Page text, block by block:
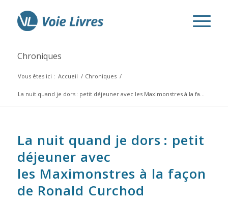
Chroniques
Vous êtes ici : Accueil / Chroniques /
La nuit quand je dors: petit déjeuner avec les Maximonstres à la fa...
La nuit quand je dors : petit
déjeuner avec
les Maximonstres à la façon
de Ronald Curchod